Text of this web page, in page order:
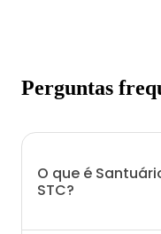
Perguntas
O que é
STC?